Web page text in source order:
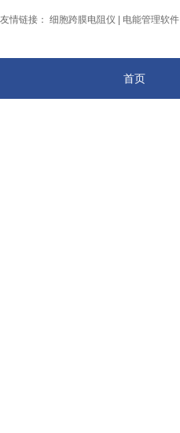
友情链接： 细胞跨膜电阻仪 电能管理软件
首页